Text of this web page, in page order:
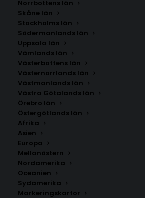
Norrbottens län
Skåne län
Stockholms län
Södermanlands län
Uppsala län
Vämlands län
Västerbottens län
Västernorrlands län
Västmanlands län
Västra Götalands län
Örebro län
Östergötlands län
Afrika
Asien
Europa
Mellanöstern
Nordamerika
Oceanien
Sydamerika
Markeringskartor
SÖK AFFISCHER
Sök
efter: